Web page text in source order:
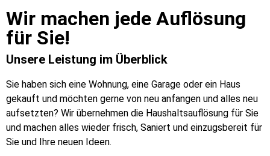
Wir machen jede Auflösung
für Sie!​
Unsere Leistung im Überblick
Sie haben sich eine Wohnung, eine Garage oder ein Haus
gekauft und möchten gerne von neu anfangen und alles neu
aufsetzten? Wir übernehmen die Haushaltsauflösung für Sie
und machen alles wieder frisch, Saniert und einzugsbereit für
Sie und Ihre neuen Ideen.